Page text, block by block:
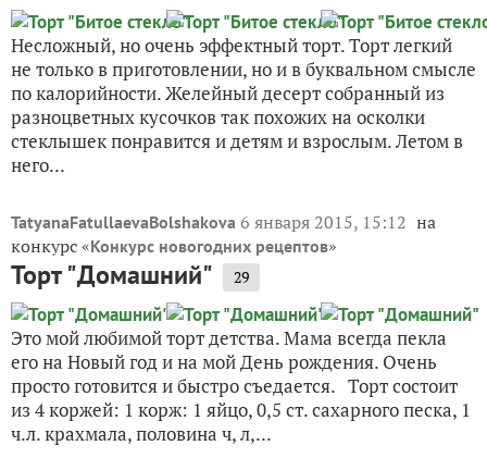
Несложный, но очень эффектный торт. Торт легкий
не только в приготовлении, но и в буквальном смысле
по калорийности. Желейный десерт собранный из
разноцветных кусочков так похожих на осколки
стеклышек понравится и детям и взрослым. Летом в
него...
TatyanaFatullaevaBolshakova 6 января 2015, 15:12 на
конкурс «Конкурс новогодних рецептов»
Торт "Домашний" 29
Это мой любимой торт детства. Мама всегда пекла
его на Новый год и на мой День рождения. Очень
просто готовится и быстро съедается. Торт состоит
из 4 коржей: 1 корж: 1 яйцо, 0,5 ст. сахарного песка, 1
ч.л. крахмала, половина ч, л,...